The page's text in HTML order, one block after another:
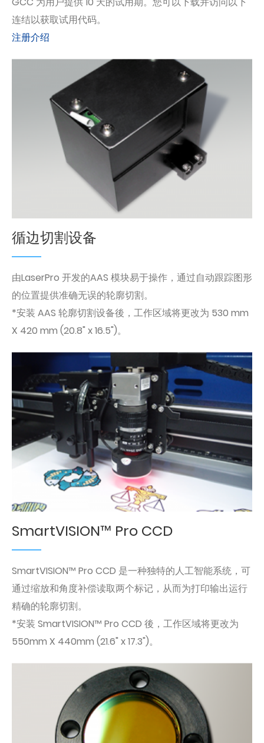
连结以获取试用代码。
注册介绍
循边切割设备
由LaserPro 开发的AAS 模块易于操作，通过自动跟踪图形
的位置提供准确无误的轮廓切割。
*安装 AAS 轮廓切割设备後，工作区域将更改为 530 mm
X 420 mm (20.8" x 16.5")。
SmartVISION™ Pro CCD
SmartVISION™ Pro CCD 是一种独特的人工智能系统，可
通过缩放和角度补偿读取两个标记，从而为打印输出运行
精确的轮廓切割。
*安装 SmartVISION™ Pro CCD 後，工作区域将更改为
550mm X 440mm (21.6" x 17.3")。